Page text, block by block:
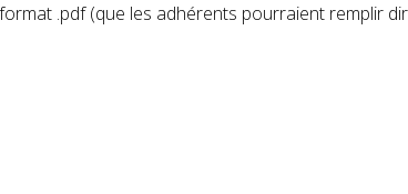
.pdf (que les adhérents pourraient remplir